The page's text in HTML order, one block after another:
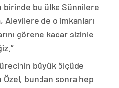
birinde bu ülke Sünnilere
Alevilere de o imkanları
görene kadar sizinle
büyük ölçüde
Özel, bundan sonra hep